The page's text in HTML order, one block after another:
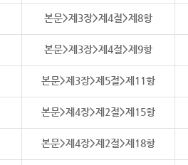
본문>제3장>제4절>제8항
본문>제3장>제4절>제9항
본문>제3장>제5절>제11항
본문>제4장>제2절>제15항
본문>제4장>제2절>제18항